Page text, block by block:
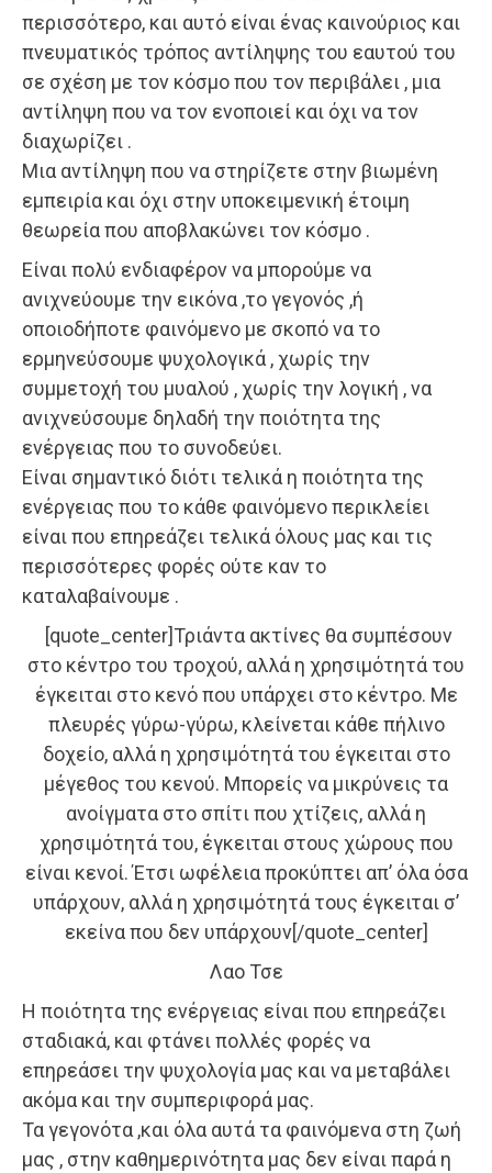
περισσότερο, και αυτό είναι ένας καινούριος και
πνευματικός τρόπος αντίληψης του εαυτού του
σε σχέση με τον κόσμο που τον περιβάλει , μια
αντίληψη που να τον ενοποιεί και όχι να τον
διαχωρίζει .
Μια αντίληψη που να στηρίζετε στην βιωμένη
εμπειρία και όχι στην υποκειμενική έτοιμη
θεωρεία που αποβλακώνει τον κόσμο .
Είναι πολύ ενδιαφέρον να μπορούμε να
ανιχνεύουμε την εικόνα ,το γεγονός ,ή
οποιοδήποτε φαινόμενο με σκοπό να το
ερμηνεύσουμε ψυχολογικά , χωρίς την
συμμετοχή του μυαλού , χωρίς την λογική , να
ανιχνεύσουμε δηλαδή την ποιότητα της
ενέργειας που το συνοδεύει.
Είναι σημαντικό διότι τελικά η ποιότητα της
ενέργειας που το κάθε φαινόμενο περικλείει
είναι που επηρεάζει τελικά όλους μας και τις
περισσότερες φορές ούτε καν το
καταλαβαίνουμε .
[quote_center]Τριάντα ακτίνες θα συμπέσουν
στο κέντρο του τροχού, αλλά η χρησιμότητά του
έγκειται στο κενό που υπάρχει στο κέντρο. Με
πλευρές γύρω-γύρω, κλείνεται κάθε πήλινο
δοχείο, αλλά η χρησιμότητά του έγκειται στο
μέγεθος του κενού. Μπορείς να μικρύνεις τα
ανοίγματα στο σπίτι που χτίζεις, αλλά η
χρησιμότητά του, έγκειται στους χώρους που
είναι κενοί. Έτσι ωφέλεια προκύπτει απ’ όλα όσα
υπάρχουν, αλλά η χρησιμότητά τους έγκειται σ’
εκείνα που δεν υπάρχουν[/quote_center]
Λαο Τσε
Η ποιότητα της ενέργειας είναι που επηρεάζει
σταδιακά, και φτάνει πολλές φορές να
επηρεάσει την ψυχολογία μας και να μεταβάλει
ακόμα και την συμπεριφορά μας.
Τα γεγονότα ,και όλα αυτά τα φαινόμενα στη ζωή
μας , στην καθημερινότητα μας δεν είναι παρά η